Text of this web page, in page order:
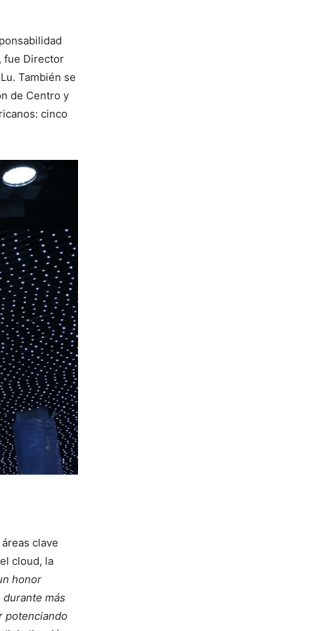
fue Director
También se
de Centro y
cinco
clave
cloud, la
honor
más
potenciando